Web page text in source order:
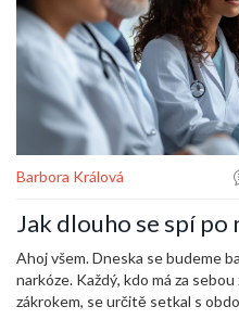
Barbora Králová
Jak dlouho se spí po
Ahoj všem. Dneska se budeme
narkóze. Každý, kdo má za
zákrokem, se určitě setkal s